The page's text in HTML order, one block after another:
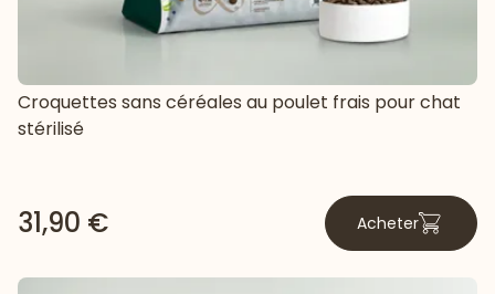
Croquettes sans céréales au poulet frais pour chat
stérilisé
31,90 € Acheter